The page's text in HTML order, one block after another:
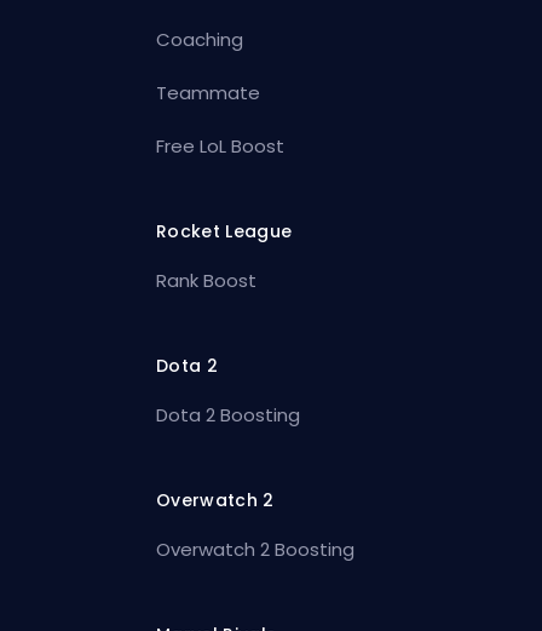
Coaching
Teammate
Free LoL Boost
Rocket League
Rank Boost
Dota 2
Dota 2 Boosting
Overwatch 2
Overwatch 2 Boosting